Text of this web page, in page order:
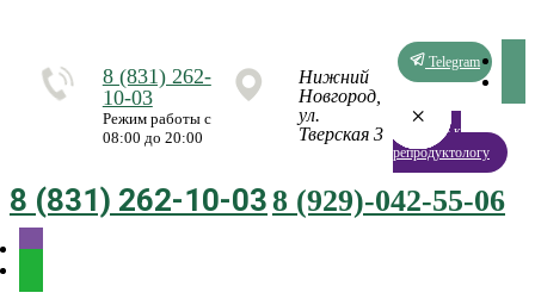
8 (831) 262-
10-03
Режим работы с
08:00 до 20:00
Нижний
Новгород,
ул.
Тверская 3
Telegram
Запись к
репродуктологу
8 (831) 262-10-038 (929)-042-55-06
×
×
×
×
×
×
×
×